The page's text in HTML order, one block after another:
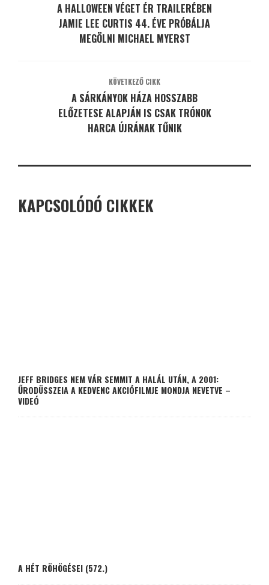
A HALLOWEEN VÉGET ÉR TRAILERÉBEN
JAMIE LEE CURTIS 44. ÉVE PRÓBÁLJA
MEGÖLNI MICHAEL MYERST
KÖVETKEZŐ CIKK
A SÁRKÁNYOK HÁZA HOSSZABB
ELŐZETESE ALAPJÁN IS CSAK TRÓNOK
HARCA ÚJRÁNAK TŰNIK
KAPCSOLÓDÓ CIKKEK
JEFF BRIDGES NEM VÁR SEMMIT A HALÁL UTÁN, A 2001:
ŰRODÜSSZEIA A KEDVENC AKCIÓFILMJE MONDJA NEVETVE –
VIDEÓ
A HÉT RÖHÖGÉSEI (572.)